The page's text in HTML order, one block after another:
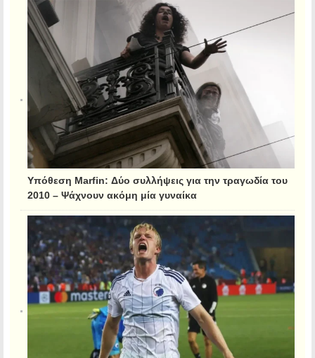
Υπόθεση Marfin: Δύο συλλήψεις για την τραγωδία του
2010 – Ψάχνουν ακόμη μία γυναίκα